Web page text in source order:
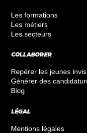
Les formations
Les métiers
Les secteurs
COLLABORER
Repérer les jeunes
Générer des
Blog
LÉGAL
Mentions légales